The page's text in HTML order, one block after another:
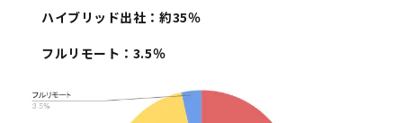
ハイブリッド出社：約35％
フルリモート：3.5％